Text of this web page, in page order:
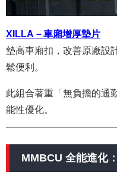
XILLA－車廂增厚墊片
墊高車廂扣，改善原廠設
鬆便利。
此組合著重「無負擔的通
能性優化。
MMBCU 全能進化